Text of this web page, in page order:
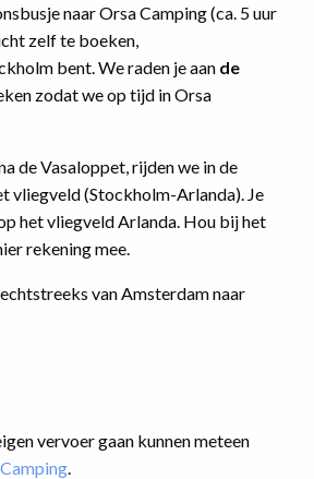
naar Orsa Camping (ca. 5 uur
zelf te boeken,
bent. We raden je aan de
zodat we op tijd in Orsa
de Vasaloppet, rijden we in de
vliegveld (Stockholm-Arlanda). Je
het vliegveld Arlanda. Hou bij het
rekening mee.
van Amsterdam naar
vervoer gaan kunnen meteen